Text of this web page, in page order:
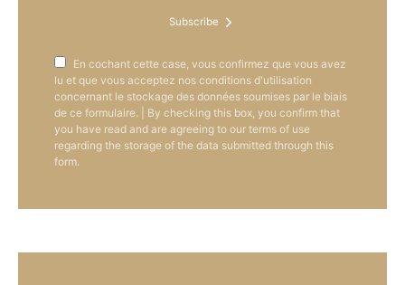
Subscribe
En cochant cette case, vous confirmez que vous avez
lu et que vous acceptez nos conditions d'utilisation
concernant le stockage des données soumises par le biais
de ce formulaire. | By checking this box, you confirm that
you have read and are agreeing to our terms of use
regarding the storage of the data submitted through this
form.